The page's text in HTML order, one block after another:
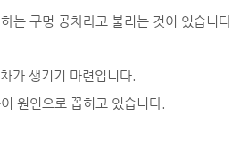
는 구멍 공차라고 불리는 것이 있습니다.
가 생기기 마련입니다.
원인으로 꼽히고 있습니다.